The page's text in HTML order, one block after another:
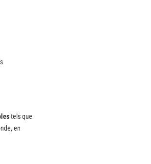
tels que
en